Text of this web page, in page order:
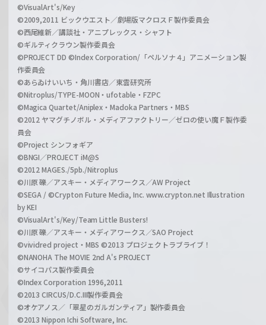
©VisualArt's/Key
©2009,2011 ビックウエスト／劇場版マクロスＦ製作委員会
©西尾維新／講談社・アニプレックス・シャフト
©ギルティクラウン製作委員会
©PROJECT DD ©Index Corporation/「ペルソナ４」アニメーション製
作委員会
©あらゐけいいち・角川書店／東雲研究所
©Nitroplus/TYPE-MOON・ufotable・FZPC
©Magica Quartet/Aniplex・Madoka Partners・MBS
©2012 ヤマグチノボル・メディアファクトリー／ゼロの使い魔Ｆ製作委
員会
©Project シンフォギア
©BNGI／PROJECT iM@S
©2012 MAGES./5pb./Nitroplus
©川原 礫／アスキー・メディアワークス／AW Project
©SEGA / ©Crypton Future Media, Inc. www.crypton.net Illustration
by KEI
©VisualArt's/Key/Team Little Busters!
©川原 礫／アスキー・メディアワークス／SAO Project
©vividred project・MBS ©2013 プロジェクトラブライブ！
©NANOHA The MOVIE 2nd A's PROJECT
©サイコパス製作委員会
©Index Corporation 1996,2011
©2013 CIRCUS/D.C.III製作委員会
©オケアノス／「翠星のガルガンティア」製作委員会
©2013 Nippon Ichi Software, Inc.